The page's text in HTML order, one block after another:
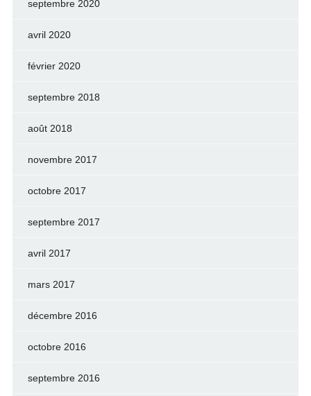
septembre 2020
avril 2020
février 2020
septembre 2018
août 2018
novembre 2017
octobre 2017
septembre 2017
avril 2017
mars 2017
décembre 2016
octobre 2016
septembre 2016